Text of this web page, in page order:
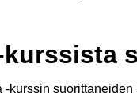
kurssin